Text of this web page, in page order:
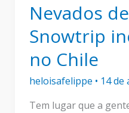
Nevados
Snowtrip
no Chile
heloisafelippe • 14 de
Tem lugar que a